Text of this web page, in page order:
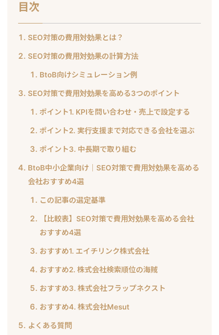
目次
SEO対策の費用対効果とは？
SEO対策の費用対効果の計算方法
BtoB向けシミュレーション例
SEO対策で費用対効果を高める3つのポイント
ポイント1. KPIを問い合わせ・売上で設定する
ポイント2. 実行支援まで対応できる会社を選ぶ
ポイント3. 中長期で取り組む
BtoB中小企業向け｜SEO対策で費用対効果を高める
会社おすすめ4選
この記事の選定基準
【比較表】SEO対策で費用対効果を高める会社
おすすめ4選
おすすめ1. エイチリンク株式会社
おすすめ2. 株式会社検索順位の海賊
おすすめ3. 株式会社フラップネクスト
おすすめ4. 株式会社Mesut
よくある質問